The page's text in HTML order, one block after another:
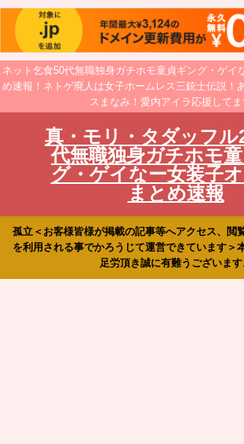
ネット乞食50代無職独身ガチホモ童貞ギング・ゲイ
め速報！ネトゲ廃人は女子ホームレス三銃士伝説！
スまなみ！愛内アイラ応援してま
真・モリ・タダッフル
代無職独身ガチホモ
グ・ゲイなー女装子
まとめ速報
孤立＜お客様皆様が掲載の記事等へアクセス、閲
を利用される事でかろうじて運営できています＞
足労頂き誠に有難うございます